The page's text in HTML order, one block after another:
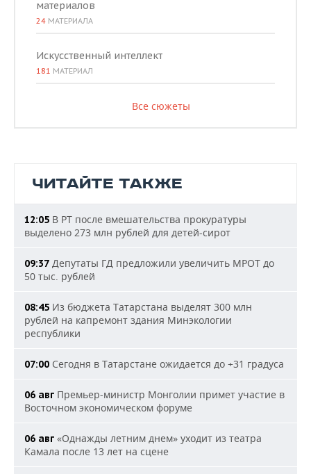
материалов
24 МАТЕРИАЛА
Искусственный интеллект
181 МАТЕРИАЛ
Все сюжеты
ЧИТАЙТЕ ТАКЖЕ
12:05 В РТ после вмешательства прокуратуры
выделено 273 млн рублей для детей-сирот
09:37 Депутаты ГД предложили увеличить МРОТ до
50 тыс. рублей
08:45 Из бюджета Татарстана выделят 300 млн
рублей на капремонт здания Минэкологии
республики
07:00 Сегодня в Татарстане ожидается до +31 градуса
06 авг Премьер-министр Монголии примет участие в
Восточном экономическом форуме
06 авг «Однажды летним днем» уходит из театра
Камала после 13 лет на сцене